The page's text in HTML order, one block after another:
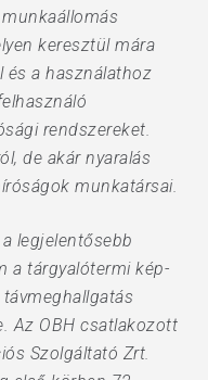
keresztül mára
és a használathoz
rendszereket.
de akár nyaralás
munkatársai.
legjelentősebb
a tárgyalótermi kép-
Az OBH csatlakozott
Szolgáltató Zrt.